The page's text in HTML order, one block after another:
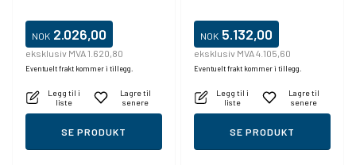
NOK 2.026,00
eksklusiv MVA 1.620,80
Eventuelt frakt kommer i tillegg.
Legg til i
liste
Lagre til
senere
SE PRODUKT
NOK 5.132,00
eksklusiv MVA 4.105,60
Eventuelt frakt kommer i tillegg.
Legg til i
liste
Lagre til
senere
SE PRODUKT